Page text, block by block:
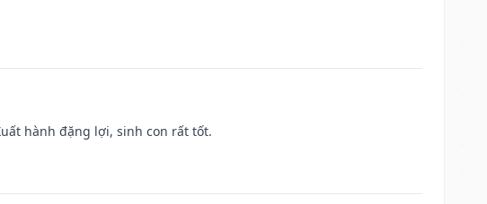
hành đặng lợi, sinh con rất tốt.